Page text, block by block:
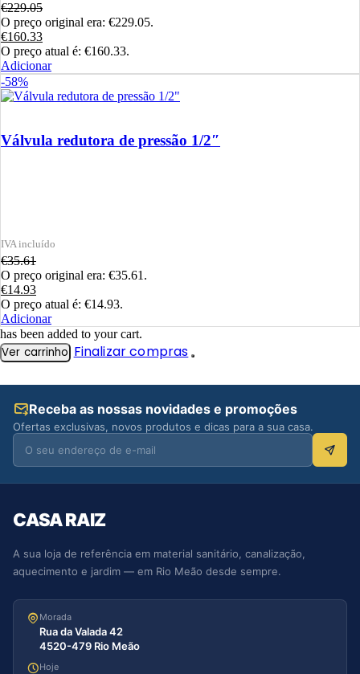
€229.05
O preço original era: €229.05.
€160.33
O preço atual é: €160.33.
Adicionar
-58%
Válvula redutora de pressão 1/2″
€35.61
O preço original era: €35.61.
€14.93
O preço atual é: €14.93.
Adicionar
has been added to your cart.
Ver carrinho Finalizar compras
Receba as nossas novidades e promoções
Ofertas exclusivas, novos produtos e dicas para a sua casa.
CASA RAIZ
A sua loja de referência em material sanitário, canalização,
aquecimento e jardim — em Rio Meão desde sempre.
Morada
Rua da Valada 42
4520-479 Rio Meão
Hoje